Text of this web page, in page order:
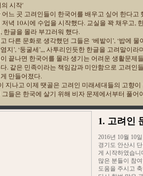
시작'
어느 곳 고려인들이 한국어를 배우고 싶어 한다고
저녁 10시에 수업을 시작했다. 교실을 꽉 채우고,
한글을 몰라 부끄러워 했다.
다른 문화로 생각했던 그들은 ‘베밭이’, ‘밥에 물이
염지’, ‘둥굴세’,,, 사투리인듯한 한글을 고려말이
끝나면 한국어를 몰라 생기는 어려운 생활문제
. 같은 민족이라는 책임감과 미안함으로 고려인
만들어졌다.
지나고 이제 땟골은 고려인 미래세대들의 고향
그들은 한국에 살기 위해 비자 문제에서부터 풀어
1. 고려인
2016년 10월 10
경기도 안산시
게 시작하였습니
많은 분들이 참
도움을 주시고